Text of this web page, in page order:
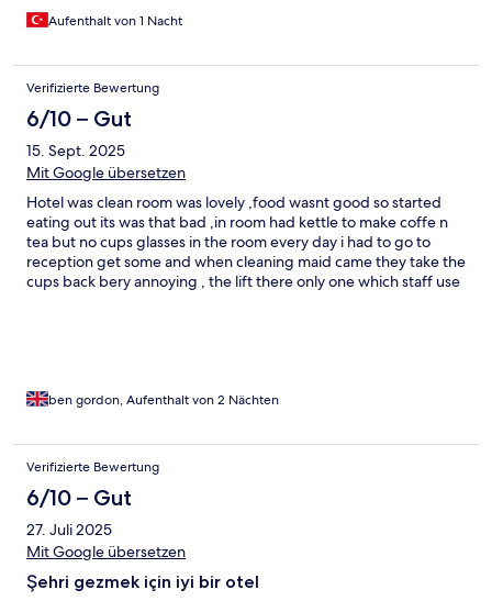
Aufenthalt von 1 Nacht
Verifizierte Bewertung
6/10 – Gut
15. Sept. 2025
Mit Google übersetzen
Hotel was clean room was lovely ,food wasnt good so started
eating out its was that bad ,in room had kettle to make coffe n
tea but no cups glasses in the room every day i had to go to
reception get some and when cleaning maid came they take the
cups back bery annoying , the lift there only one which staff use
ben gordon, Aufenthalt von 2 Nächten
Verifizierte Bewertung
6/10 – Gut
27. Juli 2025
Mit Google übersetzen
Şehri gezmek için iyi bir otel